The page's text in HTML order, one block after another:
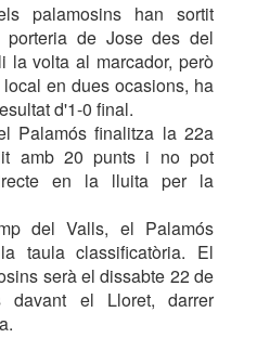
palamosins han sortit
de Jose des del
la volta al marcador, però
en dues ocasions, ha
d'1-0 final.
Palamós finalitza la 22a
amb 20 punts i no pot
en la lluita per la
del Valls, el Palamós
taula classificatòria. El
serà el dissabte 22 de
el Lloret, darrer